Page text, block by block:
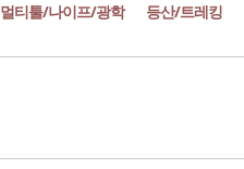
멀티툴/나이프/광학 등산/트레킹